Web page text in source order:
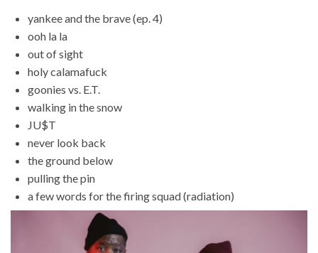
yankee and the brave (ep. 4)
ooh la la
out of sight
holy calamafuck
goonies vs. E.T.
walking in the snow
JU$T
never look back
the ground below
pulling the pin
a few words for the firing squad (radiation)